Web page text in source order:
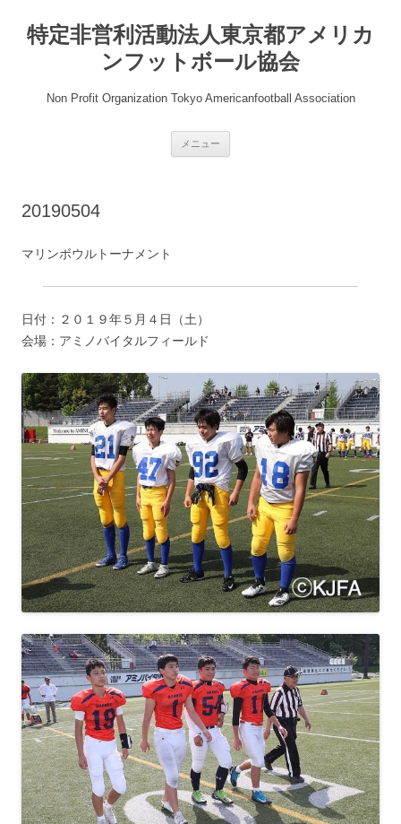
テ
ン
特定非営利活動法人東京都アメリカ
ンフットボール協会
Non Profit Organization Tokyo Americanfootball Association
メニュー
20190504
マリンボウルトーナメント
日付：２０１９年５月４日（土）
会場：アミノバイタルフィールド